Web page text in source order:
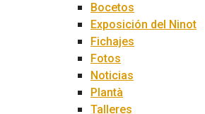
Bocetos
Exposición del Ninot
Fichajes
Fotos
Noticias
Plantà
Talleres